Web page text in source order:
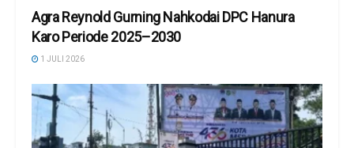
Agra Reynold Gurning Nahkodai DPC Hanura
Karo Periode 2025–2030
1 JULI 2026